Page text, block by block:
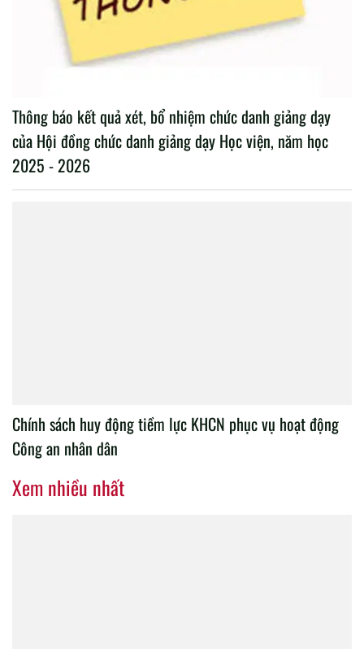
Thông báo kết quả xét, bổ nhiệm chức danh giảng dạy
của Hội đồng chức danh giảng dạy Học viện, năm học
2025 - 2026
Chính sách huy động tiềm lực KHCN phục vụ hoạt động
Công an nhân dân
Xem nhiều nhất